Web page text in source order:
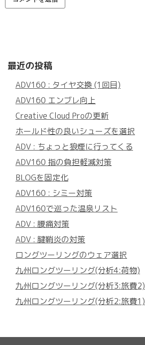
最近の投稿
ADV160 : タイヤ交換 (1回目)
ADV160 エンブレ向上
Creative Cloud Proの更新
ホールド性の良いシューズを選択
ADV : ちょっと狼煙に行ってくる
ADV160 指の負担軽減対策
BLOGを固定化
ADV160 : シミー対策
ADV160で巡った温泉リスト
ADV : 腰痛対策
ADV : 腱鞘炎の対策
ロングツーリングのウェア選択
九州ロングツーリング(分析4:荷物)
九州ロングツーリング(分析3:旅費2)
九州ロングツーリング(分析2:旅費1)